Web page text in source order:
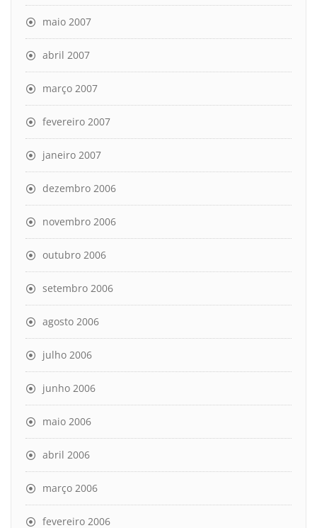
maio 2007
abril 2007
março 2007
fevereiro 2007
janeiro 2007
dezembro 2006
novembro 2006
outubro 2006
setembro 2006
agosto 2006
julho 2006
junho 2006
maio 2006
abril 2006
março 2006
fevereiro 2006